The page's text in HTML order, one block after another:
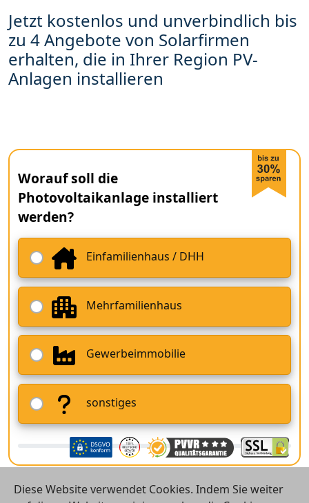
Jetzt kostenlos und unverbindlich bis
zu 4 Angebote von Solarfirmen
erhalten, die in Ihrer Region PV-
Anlagen installieren
Worauf soll die
Photovoltaikanlage installiert
werden?
Einfamilienhaus / DHH
Mehrfamilienhaus
Gewerbeimmobilie
sonstiges
Diese Website verwendet Cookies. Indem Sie weiter